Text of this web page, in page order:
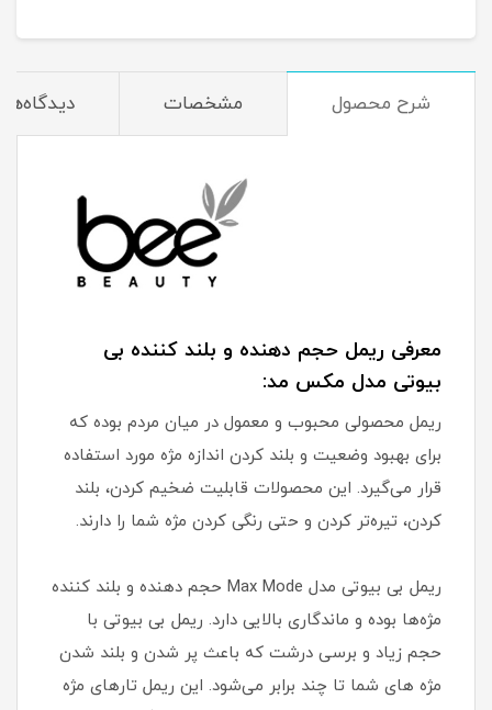
شرح محصول مشخصات دیدگاه‌ها
معرفی ریمل حجم دهنده و بلند کننده بی
بیوتی مدل مکس مد:
ریمل محصولی محبوب و معمول در میان مردم بوده که
برای بهبود وضعیت و بلند کردن اندازه مژه مورد استفاده
قرار می‌گیرد. این محصولات قابلیت ضخیم کردن، بلند
کردن، تیره‌تر کردن و حتی رنگی کردن مژه شما را دارند.
ریمل بی بیوتی مدل Max Mode حجم دهنده و بلند کننده
مژه‌ها بوده و ماندگاری بالایی دارد. ریمل بی بیوتی با
حجم زیاد و برسی درشت که باعث پر شدن و بلند شدن
مژه های شما تا چند برابر می‌شود. این ریمل تارهای مژه